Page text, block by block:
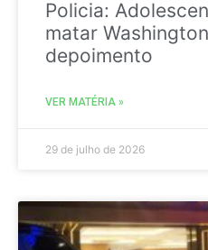
Policia:
matar
depoimento
VER MATÉRIA »
29 de julho de 2026